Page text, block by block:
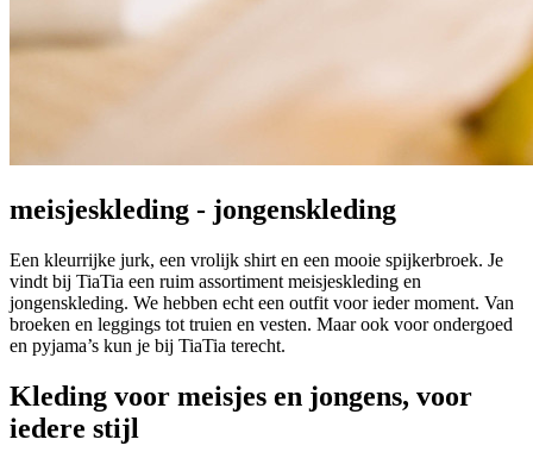
meisjeskleding - jongenskleding
Een kleurrijke jurk, een vrolijk shirt en een mooie spijkerbroek. Je
vindt bij TiaTia een ruim assortiment meisjeskleding en
jongenskleding. We hebben echt een outfit voor ieder moment. Van
broeken en leggings tot truien en vesten. Maar ook voor ondergoed
en pyjama’s kun je bij TiaTia terecht.
Kleding voor meisjes en jongens, voor
iedere stijl